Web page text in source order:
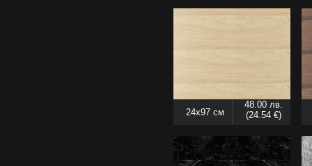
24x97 см
48.00 лв.
(24.54 €)